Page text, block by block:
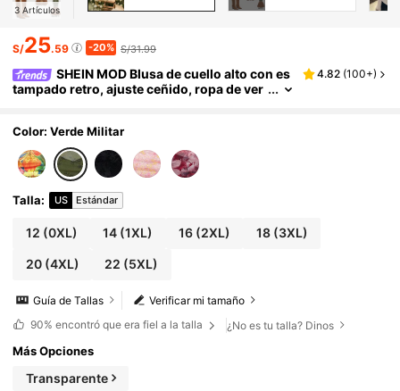
3 Artículos
S/25.59 -20% S/31.99
SHEIN MOD Blusa de cuello alto con es
tampado retro, ajuste ceñido, ropa de ver
4.82 (100+)
Color: Verde Militar
Talla: US Estándar
12 (0XL) 14 (1XL) 16(2XL) 18(3XL)
20(4XL) 22 (5XL)
Verificar mi tamaño
Guía de Tallas
90% encontró que era fiel a la talla ¿No es tu talla? Dinos
Más Opciones
Transparente